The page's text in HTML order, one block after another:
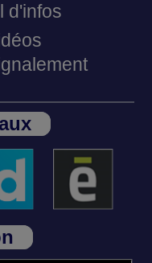
d'infos